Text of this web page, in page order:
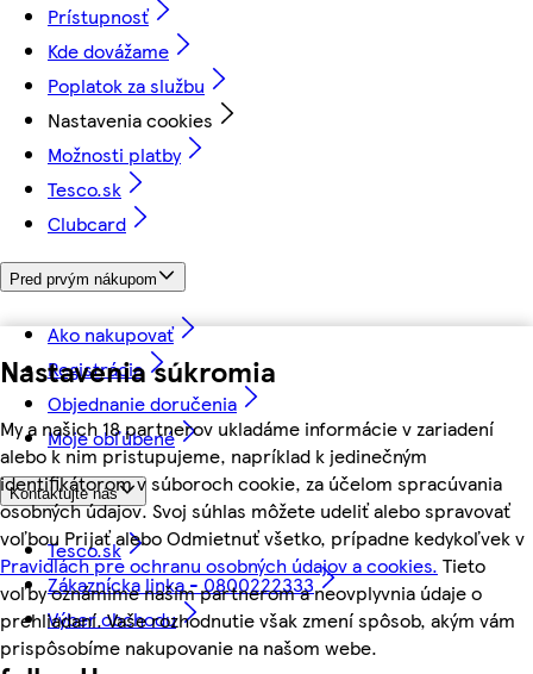
Nastavenia súkromia
My a našich 18 partnerov ukladáme informácie v zariadení
alebo k nim pristupujeme, napríklad k jedinečným
identifikátorom v súboroch cookie, za účelom spracúvania
osobných údajov. Svoj súhlas môžete udeliť alebo spravovať
voľbou Prijať alebo Odmietnuť všetko, prípadne kedykoľvek v
Pravidlách pre ochranu osobných údajov a cookies. Tieto
voľby oznámime našim partnerom a neovplyvnia údaje o
prehliadaní. Vaše rozhodnutie však zmení spôsob, akým vám
prispôsobíme nakupovanie na našom webe.
Prístupnosť
Kde dovážame
Poplatok za službu
Nastavenia cookies
Možnosti platby
Tesco.sk
Clubcard
Pred prvým nákupom
Ako nakupovať
Registrácia
Objednanie doručenia
Moje obľúbené
Kontaktujte nás
Tesco.sk
Zákaznícka linka - 0800222333
Výber obchodu